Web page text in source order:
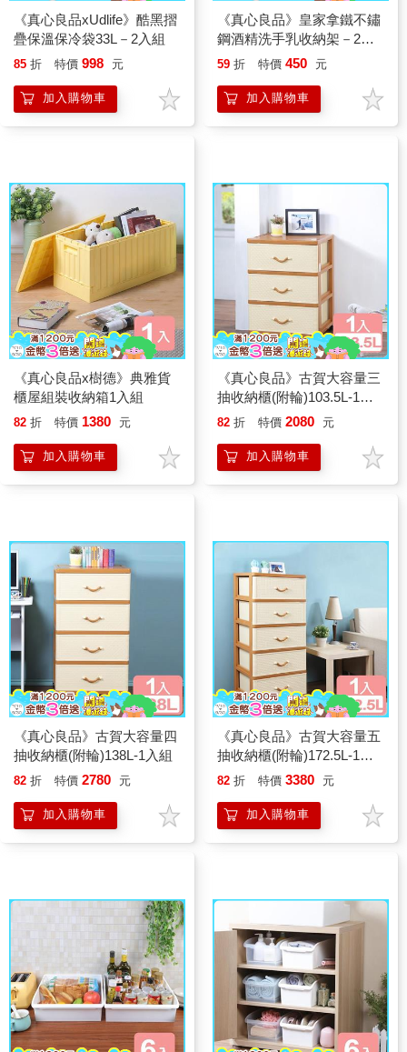
《真心良品xUdlife》酷黑摺
疊保溫保冷袋33L－2入組
85 折 特價 998 元
加入購物車
《真心良品》皇家拿鐵不鏽
鋼酒精洗手乳收納架－2入
組
59 折 特價 450 元
加入購物車
《真心良品x樹德》典雅貨
櫃屋組裝收納箱1入組
82 折 特價 1380 元
加入購物車
《真心良品》古賀大容量三
抽收納櫃(附輪)103.5L-1入
組
82 折 特價 2080 元
加入購物車
《真心良品》古賀大容量四
抽收納櫃(附輪)138L-1入組
82 折 特價 2780 元
加入購物車
《真心良品》古賀大容量五
抽收納櫃(附輪)172.5L-1入
組
82 折 特價 3380 元
加入購物車